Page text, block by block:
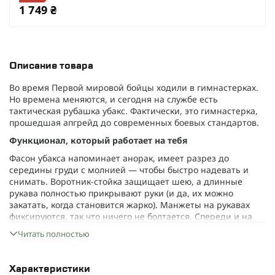
Описание товара
Во время Первой мировой бойцы ходили в гимнастерках.
Но времена меняются, и сегодня на службе есть
тактическая рубашка убакс. Фактически, это гимнастерка,
прошедшая апгрейд до современных боевых стандартов.
Функционал, который работает на тебя
Фасон убакса напоминает анорак, имеет разрез до
середины груди с молнией — чтобы быстро надевать и
снимать. Воротник-стойка защищает шею, а длинные
рукава полностью прикрывают руки (и да, их можно
закатать, когда становится жарко). Манжеты на рукавах
фиксируются, так что ничего не болтается. Спереди и на
спине — никаких лишних деталей, которые могли бы
мешать под бронежилетом или на задании. Панели велкро
персонализированной.
Читать полностью
Характеристики
1 749 ₴